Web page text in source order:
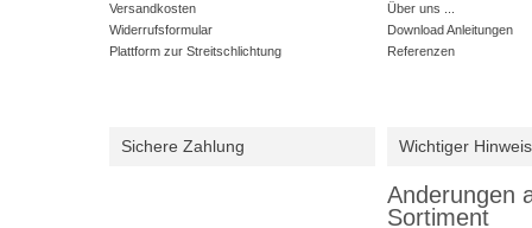
Versandkosten
Widerrufsformular
Plattform zur Streitschlichtung
Über uns ...
Download Anleitungen
Referenzen
Sichere Zahlung Wichtiger Hinweis
Anderungen
Sortiment